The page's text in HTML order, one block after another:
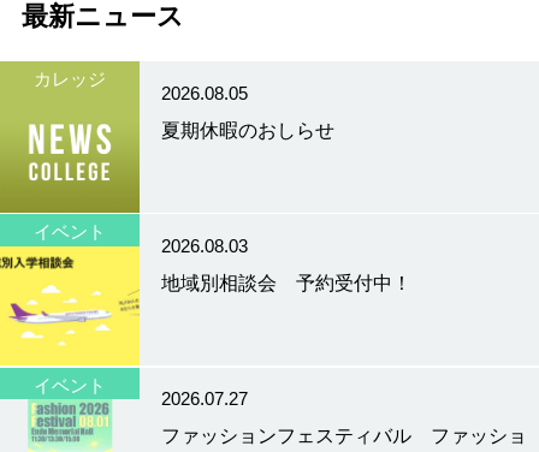
最新ニュース
カレッジ
2026.08.05
夏期休暇のおしらせ
イベント
2026.08.03
地域別相談会 予約受付中！
イベント
2026.07.27
ファッションフェスティバル ファッショ